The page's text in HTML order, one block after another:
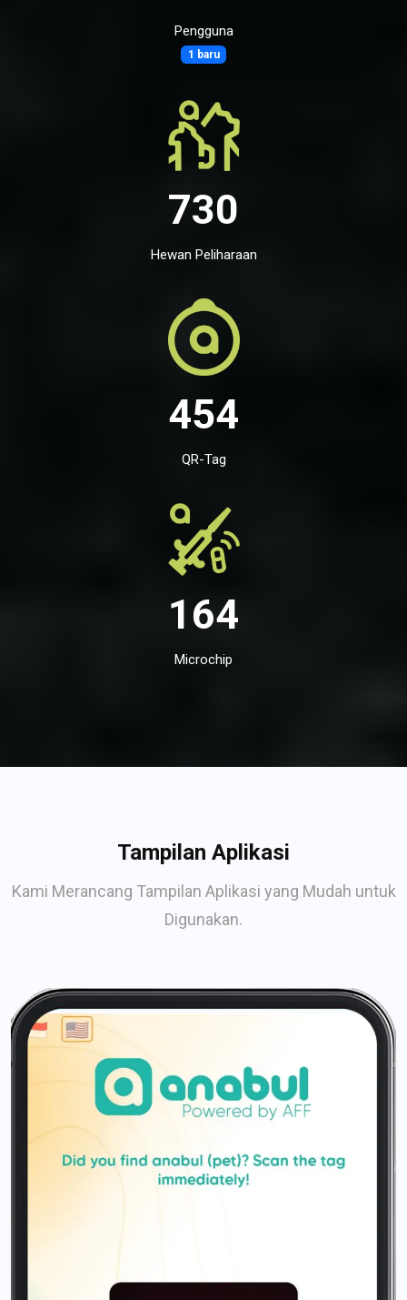
Pengguna
1 baru
730
Hewan Peliharaan
454
QR-Tag
164
Microchip
Tampilan Aplikasi
Kami Merancang Tampilan Aplikasi yang Mudah untuk
Digunakan.